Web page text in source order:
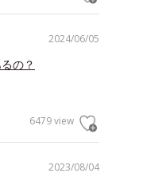
2024/06/05
の？
6479 view
2023/08/04